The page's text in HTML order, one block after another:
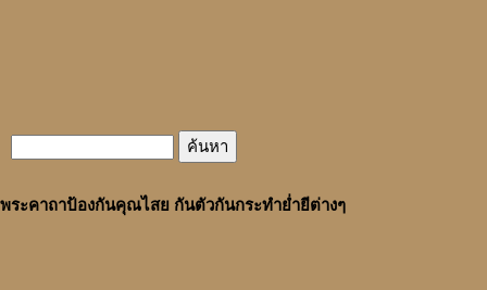
พระคาถาป้องกันคุณไสย กันตัวกันกระทำย่ำยีต่างๆ